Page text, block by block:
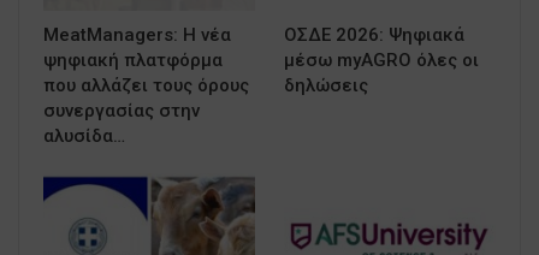
MeatManagers: Η νέα
ψηφιακή πλατφόρμα
που αλλάζει τους όρους
συνεργασίας στην
αλυσίδα…
ΟΣΔΕ 2026: Ψηφιακά
μέσω myAGRO όλες οι
δηλώσεις